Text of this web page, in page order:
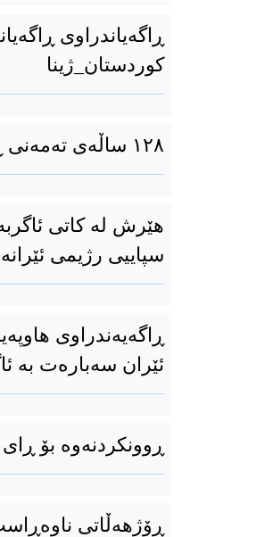
ڕاگەیاندراوی
کوردستان_ژینا
١٢٨ ساڵەی تەمەنی ڕۆژنامەگەریی کوردیی؛ پیرۆز بێت
هێرش لە کاتی
سپاییی رژیمی ئێرانە
ڕاگەیەندراوی
ئێران سەبارەت بە
ڕوونکردنەوە بۆ
ڕۆژهەڵاتی